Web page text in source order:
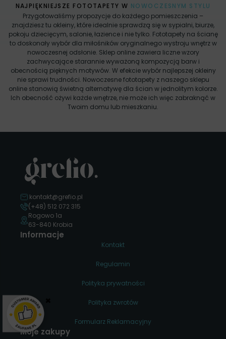
NAJPIĘKNIEJSZE FOTOTAPETY W NOWOCZESNYM STYLU
Przygotowaliśmy propozycje do każdego pomieszczenia –
znajdziesz tu okleiny, które idealnie sprawdzą się w sypialni, biurze,
pokoju dziecięcym, salonie, łazience i nie tylko. Fototapety na ścianę
to doskonały wybór dla miłośników oryginalnego wystroju wnętrz w
nowoczesnej odsłonie. Sklep online zawiera liczne wzory
zachwycające starannie wyważoną kompozycją barw i
obecnością pięknych motywów. W efekcie wybór najlepszej okleiny
nie sprawi trudności. Nowoczesne fototapety z naszego sklepu
online stanowią świetną alternatywę dla ścian w jednolitym kolorze.
Ich obecność ożywi każde wnętrze, nie może ich więc zabraknąć w
Twoim domu lub mieszkaniu.
kontakt@grefio.pl
(+48) 512 072 315
Rogowo 1a
63-840 Krobia
Informacje
Kontakt
Regulamin
Polityka prywatności
Polityka zwrotów
Formularz Reklamacyjny
Moje zakupy